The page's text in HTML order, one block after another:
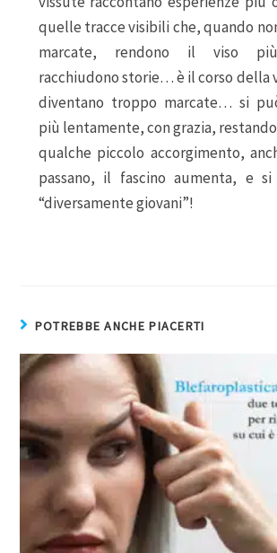
quelle tracce visibili che, quando
marcate, rendono il viso
racchiudono storie… è il corso della
diventano troppo marcate… si
più lentamente, con grazia, restando
qualche piccolo accorgimento,
passano, il fascino aumenta, e
“diversamente giovani”!
POTREBBE ANCHE PIACERTI